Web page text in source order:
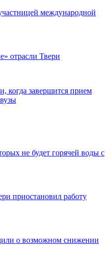
международной
отрасли Твери
когда завершится прием
не будет горячей воды с
приостановил работу
о возможном снижении